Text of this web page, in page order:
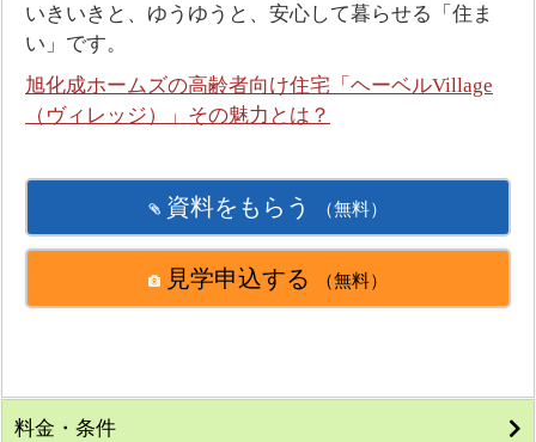
いきいきと、ゆうゆうと、安心して暮らせる「住ま
い」です。
旭化成ホームズの高齢者向け住宅「ヘーベルVillage
（ヴィレッジ）」その魅力とは？
資料をもらう （無料）
見学申込する （無料）
料金・条件